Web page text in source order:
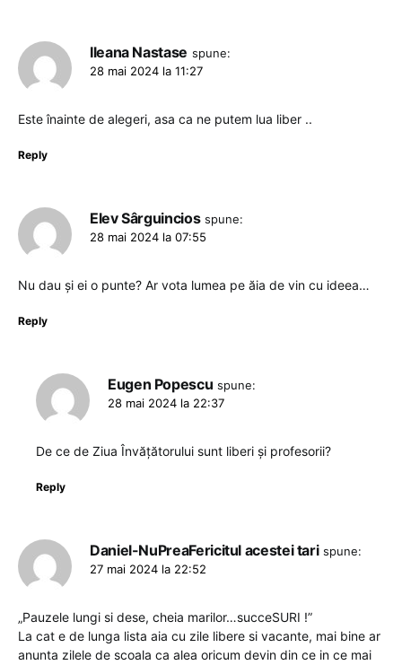
Ileana Nastase spune:
28 mai 2024 la 11:27
Este înainte de alegeri, asa ca ne putem lua liber ..
Reply
Elev Sârguincios spune:
28 mai 2024 la 07:55
Nu dau și ei o punte? Ar vota lumea pe ăia de vin cu ideea…
Reply
Eugen Popescu spune:
28 mai 2024 la 22:37
De ce de Ziua Învățătorului sunt liberi și profesorii?
Reply
Daniel-NuPreaFericitul acestei tari spune:
27 mai 2024 la 22:52
„Pauzele lungi si dese, cheia marilor…succeSURI !”
La cat e de lunga lista aia cu zile libere si vacante, mai bine ar
anunta zilele de scoala ca alea oricum devin din ce in ce mai